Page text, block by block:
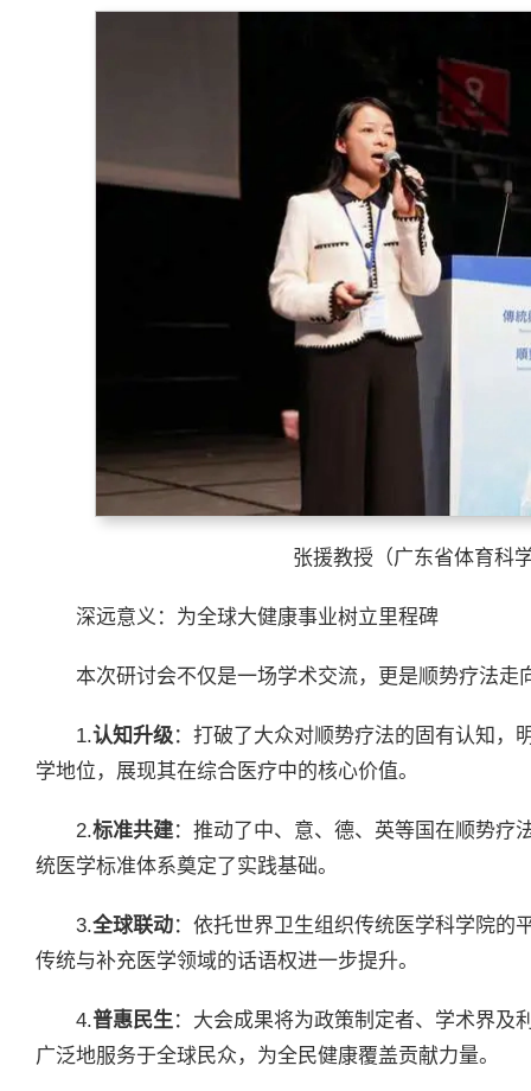
张援教授（广东省体育科
深远意义：为全球大健康事业树立里程碑
本次研讨会不仅是一场学术交流，更是顺势疗法走
1.认知升级：打破了大众对顺势疗法的固有认知，
学地位，展现其在综合医疗中的核心价值。
2.标准共建：推动了中、意、德、英等国在顺势疗
统医学标准体系奠定了实践基础。
3.全球联动：依托世界卫生组织传统医学科学院的
传统与补充医学领域的话语权进一步提升。
4.普惠民生：大会成果将为政策制定者、学术界及
广泛地服务于全球民众，为全民健康覆盖贡献力量。